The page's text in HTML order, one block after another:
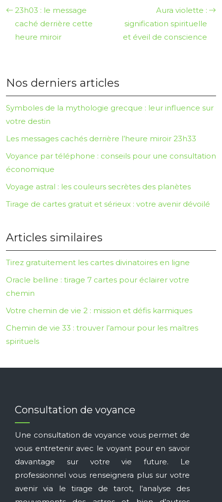
23h03 : le message
caché derrière cette
heure miroir
Aura violette :
signification spirituelle
et éveil de conscience
Nos derniers articles
Symboles de la mythologie grecque : leur influence sur
votre destin
Les messages cachés derrière l’heure miroir 23h33
Voyance par téléphone : conseils pour une consultation
économique
Voyage astral : les couleurs secrètes des planètes
Tirage de cartes gratuit et sérieux : votre avenir dévoilé
Articles similaires
Tirez gratuitement les cartes divinatoires en ligne
Oracle belline : tirage 7 cartes pour éclairer votre
chemin
Votre chemin de vie 2 : mission et défis karmiques
Chemin de vie 33 : trouver l’amour pour les maîtres
spirituels
Consultation de voyance
Une consultation de voyance vous permet de
vous entretenir avec le voyant pour en savoir
davantage sur votre vie future. Le
professionnel vous renseignera plus sur votre
avenir via le tirage de tarot, l’analyse des